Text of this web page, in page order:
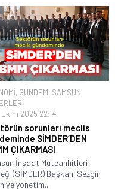
, GÜNDEM, SAMSUN
Ekim 2025 22:14
sorunları meclis
SİMDER’DEN
ÇIKARMASI
İnşaat Müteahhitleri
(SİMDER) Başkanı Sezgin
ve yönetim...